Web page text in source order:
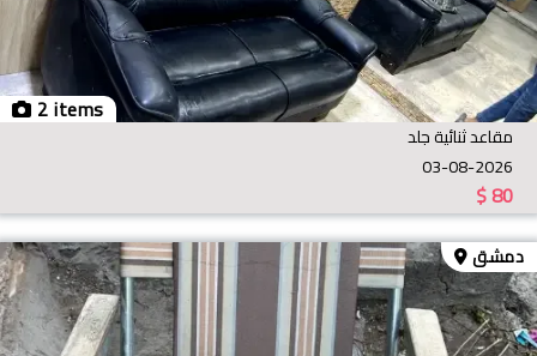
2 items
مقاعد ثنائية جلد
03-08-2026
$80
دمشق